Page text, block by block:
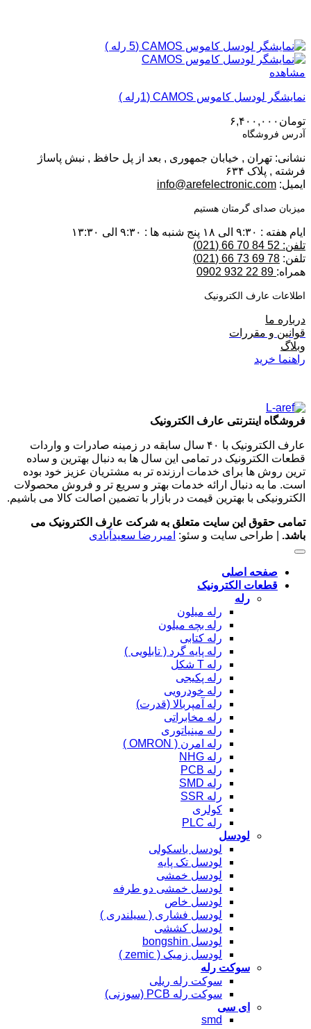
مشاهده
نمایشگر لودسل کاموس CAMOS (1رله )
تومان ۶,۴۰۰,۰۰۰
آدرس فروشگاه
نشانی: تهران , خیابان جمهوری , بعد از پل حافظ , نبش پاساژ
فرشته , پلاک ۶۳۴
ایمیل: info@arefelectronic.com
میزبان صدای گرمتان هستیم
ایام هفته : ۹:۳۰ الی ۱۸ پنج شنبه ها : ۹:۳۰ الی ۱۳:۳۰
تلفن: 52 84 70 66 (021)
تلفن: 78 69 73 66 (021)
همراه:
اطلاعات عارف الکترونیک
درباره ما
قوانین و مقررات
وبلاگ
راهنما خرید
فروشگاه اینترنتی عارف الکترونیک
عارف الکترونیک با ۴۰ سال سابقه در زمینه صادرات و واردات
قطعات الکترونیک در تمامی این سال ها به دنبال بهترین و ساده
ترین روش ها برای خدمات ارزنده تر به مشتریان عزیز خود بوده
است. ما به دنبال ارائه خدمات بهتر و سریع تر و فروش محصولات
الکترونیکی با بهترین قیمت در بازار با تضمین اصالت کالا می باشیم.
تمامی حقوق این سایت متعلق به شرکت عارف الکترونیک می
باشد. | طراحی سایت و سئو: امیررضا سعیدآبادی
صفحه اصلی
قطعات الکترونیک
رله
رله میلون
رله بچه میلون
رله کتابی
رله پایه گرد ( تابلویی )
رله T شکل
رله پکیجی
رله خودرویی
رله آمپربالا (قدرت)
رله مخابراتی
رله مینیاتوری
رله امرن ( OMRON )
رله NHG
رله PCB
رله SMD
رله SSR
کولری
رله PLC
لودسل
لودسل باسکولی
لودسل تک پایه
لودسل خمشی
لودسل خمشی دو طرفه
لودسل خاص
لودسل فشاری ( سیلندری )
لودسل کششی
لودسل bongshin
لودسل زمیک ( zemic )
سوکت رله
سوکت رله ریلی
سوکت رله PCB (سوزنی)
ای سی
smd